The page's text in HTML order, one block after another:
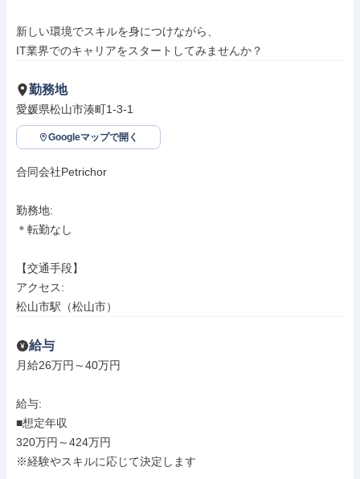
新しい環境でスキルを身につけながら、
IT業界でのキャリアをスタートしてみませんか？
勤務地
愛媛県松山市湊町1-3-1
Googleマップで開く
合同会社Petrichor
勤務地:
＊転勤なし
【交通手段】
アクセス:
松山市駅（松山市）
給与
月給26万円～40万円
給与:
■想定年収
320万円～424万円
※経験やスキルに応じて決定します